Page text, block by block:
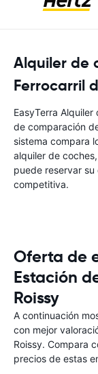
Alquiler de
Ferrocarril
EasyTerra
de comparación
sistema compara
alquiler de
puede reservar
competitiva.
Oferta de
Estación
Roissy
A continuación
con mejor
Roissy. Compara
precios de estas